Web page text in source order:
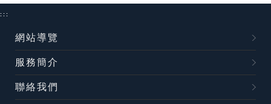
:::
網站導覽
服務簡介
聯絡我們